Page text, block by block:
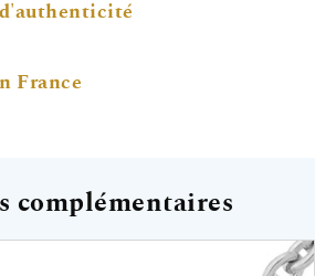
France
complémentaires